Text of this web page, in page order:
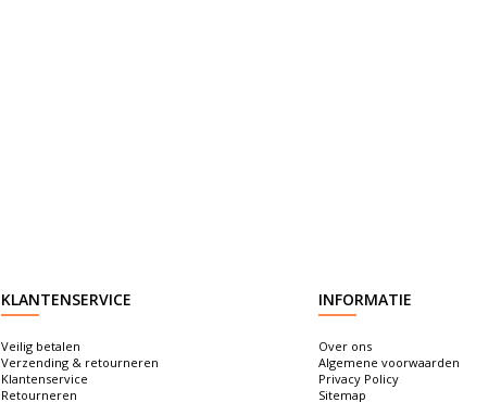
KLANTENSERVICE
Veilig betalen
Verzending & retourneren
Klantenservice
Retourneren
INFORMATIE
Over ons
Algemene voorwaarden
Privacy Policy
Sitemap